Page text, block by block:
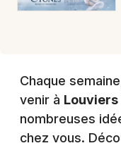
Chaque
venir à Louviers
nombreuses
chez vous.